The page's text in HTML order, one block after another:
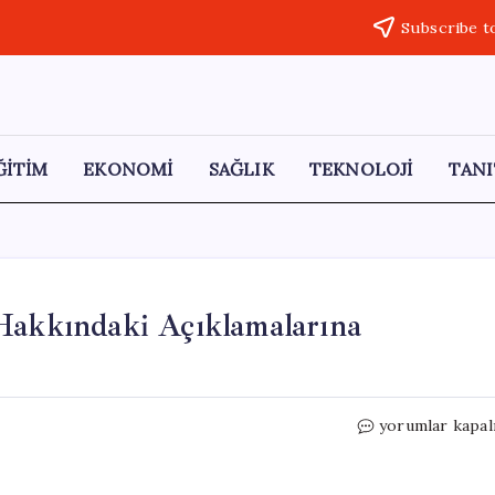
Subscribe
EKONOMİ SAĞLIK TEKNOLOJİ
Açıklamalarına
Erdoğan’ın
yorumlar